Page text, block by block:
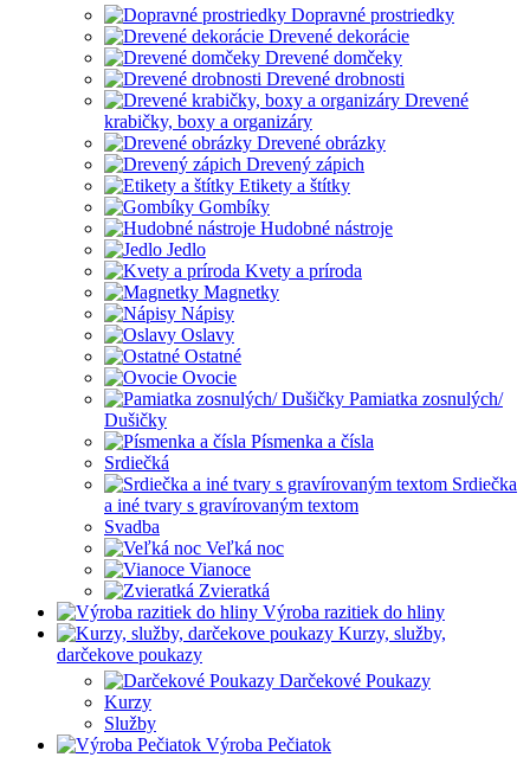
Dopravné prostriedky
Drevené dekorácie
Drevené domčeky
Drevené drobnosti
Drevené
krabičky, boxy a organizáry
Drevené obrázky
Drevený zápich
Etikety a štítky
Gombíky
Hudobné nástroje
Jedlo
Kvety a príroda
Magnetky
Nápisy
Oslavy
Ostatné
Ovocie
Pamiatka zosnulých/
Dušičky
Písmenka a čísla
Srdiečká
Srdiečka
a iné tvary s gravírovaným textom
Svadba
Veľká noc
Vianoce
Zvieratká
Výroba razitiek do hliny
Kurzy, služby,
darčekove poukazy
Darčekové Poukazy
Kurzy
Služby
Výroba Pečiatok